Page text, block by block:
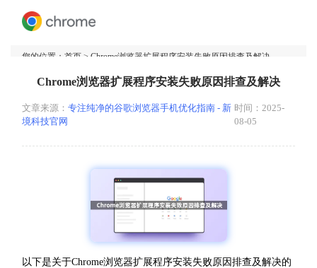
您的位置： 首页 > Chrome浏览器扩展程序安装失败原因排查及解决
Chrome浏览器扩展程序安装失败原因排查及解决
文章来源： 专注纯净的谷歌浏览器手机优化指南 - 新
境科技官网
时间：2025-
08-05
以下是关于Chrome浏览器扩展程序安装失败原因排查及解决的